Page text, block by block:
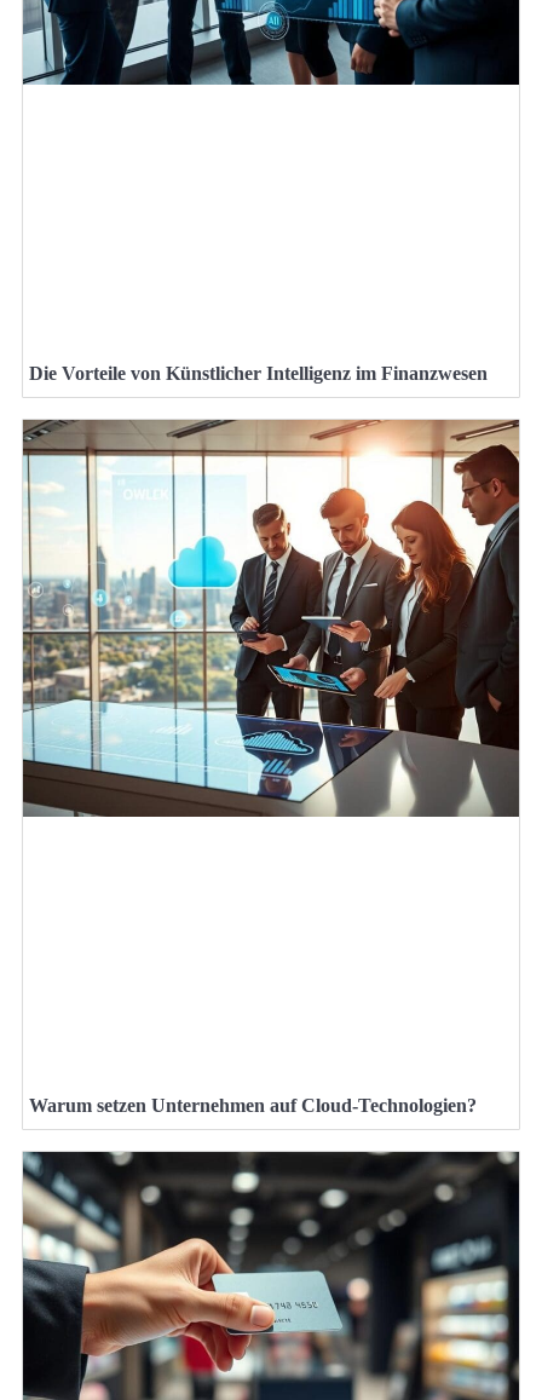
Die Vorteile von Künstlicher Intelligenz im Finanzwesen
Warum setzen Unternehmen auf Cloud-Technologien?